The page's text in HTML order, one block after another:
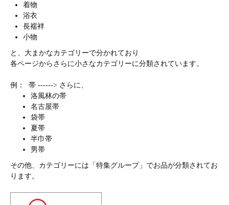
着物
浴衣
長襦袢
小物
と、大まかなカテゴリーで分かれており
各ページからさらに小さなカテゴリーに分類されています。
例： 帯 ------> さらに、
洛風林の帯
名古屋帯
袋帯
夏帯
半巾帯
男帯
その他、カテゴリーには「特集グループ」でお品が分類されてお
ります。